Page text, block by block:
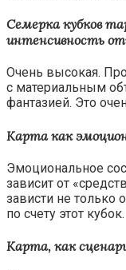
Семерка кубков
интенсивность
Очень высокая.
с материальным
фантазией. Это
Карта как
Эмоциональное
зависит от
зависти не только
по счету этот кубок.
Карта, как